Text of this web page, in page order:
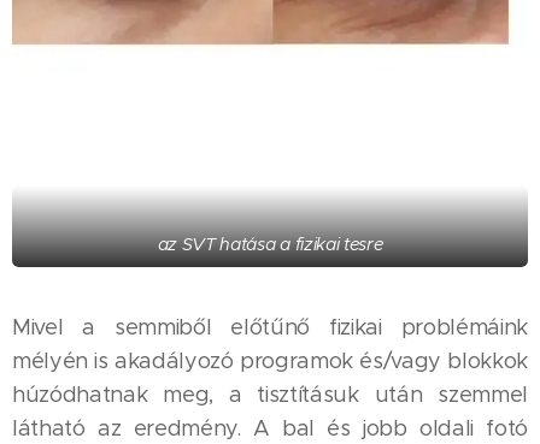
az SVT hatása a fizikai tesre
Mivel a semmiből előtűnő fizikai problémáink
mélyén is akadályozó programok és/vagy blokkok
húzódhatnak meg, a tisztításuk után szemmel
látható az eredmény. A bal és jobb oldali fotó